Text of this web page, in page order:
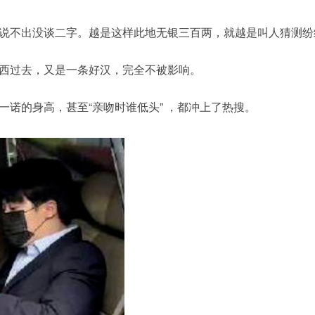
出没谈二字。越是这样此地无银三百两，就越是叫人猜测
去，又是一条好汉，完全不被影响。
诺的身高 ，甚至“亲吻时谁低头” ，都冲上了热搜。